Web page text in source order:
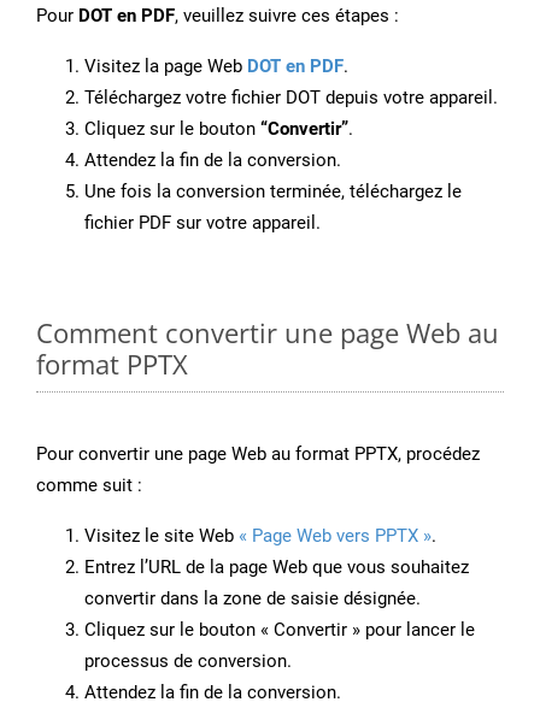
Pour DOT en PDF, veuillez suivre ces étapes :
Visitez la page Web DOT en PDF.
Téléchargez votre fichier DOT depuis votre appareil.
Cliquez sur le bouton “Convertir”.
Attendez la fin de la conversion.
Une fois la conversion terminée, téléchargez le
fichier PDF sur votre appareil.
Comment convertir une page Web au
format PPTX
Pour convertir une page Web au format PPTX, procédez
comme suit :
Visitez le site Web « Page Web vers PPTX ».
Entrez l’URL de la page Web que vous souhaitez
convertir dans la zone de saisie désignée.
Cliquez sur le bouton « Convertir » pour lancer le
processus de conversion.
Attendez la fin de la conversion.